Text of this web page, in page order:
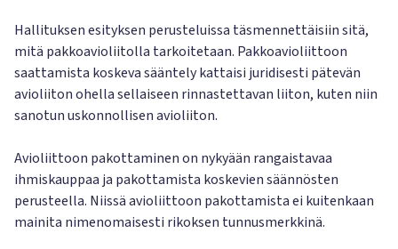
Hallituksen esityksen perusteluissa täsmennettäisiin sitä,
mitä pakkoavioliitolla tarkoitetaan. Pakkoavioliittoon
saattamista koskeva sääntely kattaisi juridisesti pätevän
avioliiton ohella sellaiseen rinnastettavan liiton, kuten niin
sanotun uskonnollisen avioliiton.
Avioliittoon pakottaminen on nykyään rangaistavaa
ihmiskauppaa ja pakottamista koskevien säännösten
perusteella. Niissä avioliittoon pakottamista ei kuitenkaan
mainita nimenomaisesti rikoksen tunnusmerkkinä.